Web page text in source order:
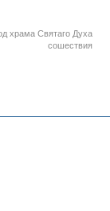
храма Святаго Духа
сошествия